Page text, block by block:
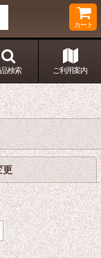
カート
検索 ご利用案内
更 閉じる